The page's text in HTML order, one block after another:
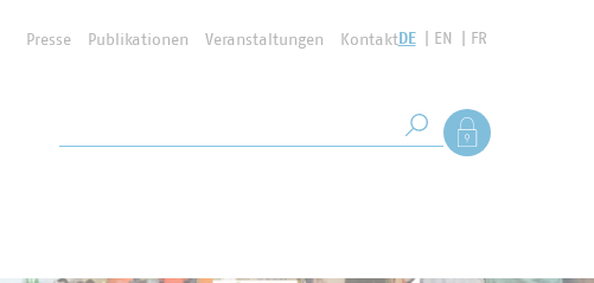
Presse Publikationen Veranstaltungen KontaktDE EN FR
Suche starten
Als Mitglied